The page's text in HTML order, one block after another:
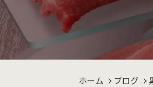
ホーム ブログ